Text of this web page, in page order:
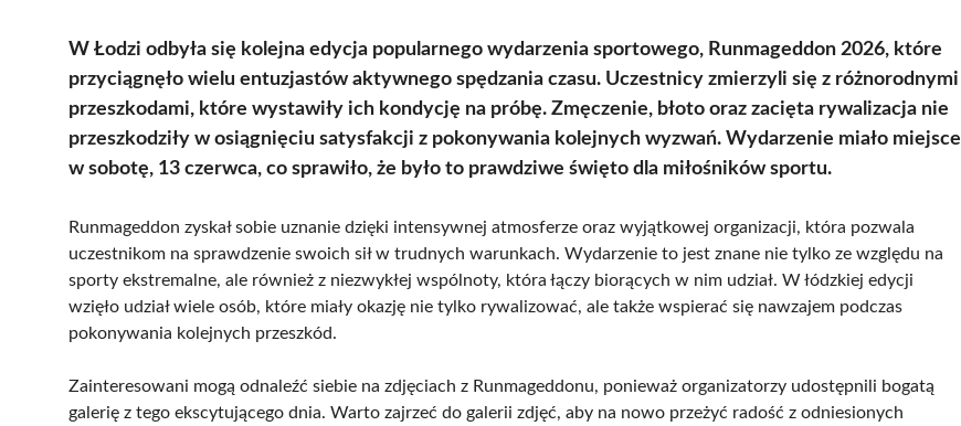
W Łodzi odbyła się kolejna edycja popularnego wydarzenia sportowego, Runmageddon 2026, które
przyciągnęło wielu entuzjastów aktywnego spędzania czasu. Uczestnicy zmierzyli się z różnorodnymi
przeszkodami, które wystawiły ich kondycję na próbę. Zmęczenie, błoto oraz zacięta rywalizacja nie
przeszkodziły w osiągnięciu satysfakcji z pokonywania kolejnych wyzwań. Wydarzenie miało miejsce
w sobotę, 13 czerwca, co sprawiło, że było to prawdziwe święto dla miłośników sportu.
Runmageddon zyskał sobie uznanie dzięki intensywnej atmosferze oraz wyjątkowej organizacji, która pozwala
uczestnikom na sprawdzenie swoich sił w trudnych warunkach. Wydarzenie to jest znane nie tylko ze względu na
sporty ekstremalne, ale również z niezwykłej wspólnoty, która łączy biorących w nim udział. W łódzkiej edycji
wzięło udział wiele osób, które miały okazję nie tylko rywalizować, ale także wspierać się nawzajem podczas
pokonywania kolejnych przeszkód.
Zainteresowani mogą odnaleźć siebie na zdjęciach z Runmageddonu, ponieważ organizatorzy udostępnili bogatą
galerię z tego ekscytującego dnia. Warto zajrzeć do galerii zdjęć, aby na nowo przeżyć radość z odniesionych